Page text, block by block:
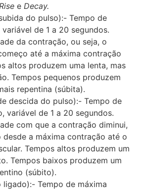
e Decay.
do pulso):- Tempo de
de 1 a 20 segundos.
da contração, ou seja, o
até a máxima contração
altos produzem uma lenta, mas
Tempos pequenos produzem
repentina (súbita).
descida do pulso):- Tempo de
variável de 1 a 20 segundos.
com que a contração diminui,
desde a máxima contração até o
Tempos altos produzem um
Tempos baixos produzem um
(súbito).
ligado):- Tempo de máxima